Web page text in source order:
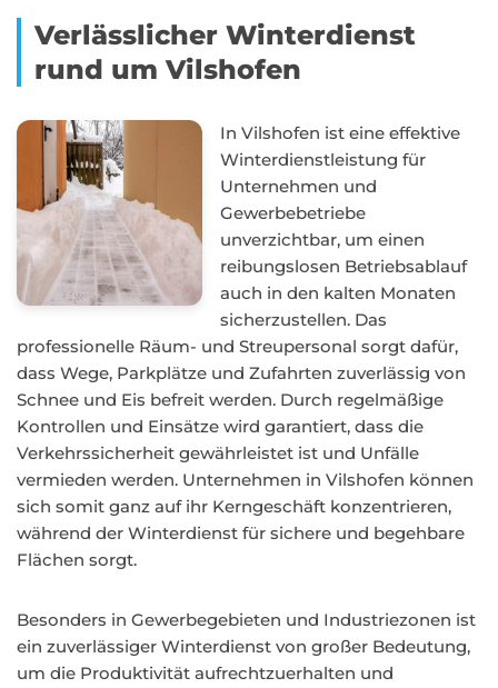
Verlässlicher Winterdienst
rund um Vilshofen
In Vilshofen ist eine effektive
Winterdienstleistung für
Unternehmen und
Gewerbebetriebe
unverzichtbar, um einen
reibungslosen Betriebsablauf
auch in den kalten Monaten
sicherzustellen. Das
professionelle Räum- und Streupersonal sorgt dafür,
dass Wege, Parkplätze und Zufahrten zuverlässig von
Schnee und Eis befreit werden. Durch regelmäßige
Kontrollen und Einsätze wird garantiert, dass die
Verkehrssicherheit gewährleistet ist und Unfälle
vermieden werden. Unternehmen in Vilshofen können
sich somit ganz auf ihr Kerngeschäft konzentrieren,
während der Winterdienst für sichere und begehbare
Flächen sorgt.
Besonders in Gewerbegebieten und Industriezonen ist
ein zuverlässiger Winterdienst von großer Bedeutung,
um die Produktivität aufrechtzuerhalten und